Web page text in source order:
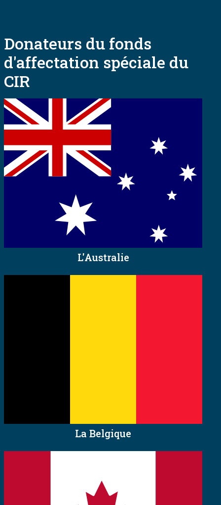
Donateurs du fonds
d'affectation spéciale du
CIR
L'Australie
La Belgique